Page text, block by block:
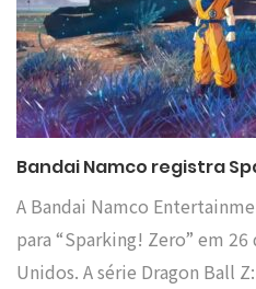
Bandai Namco registra
A Bandai Namco
para “Sparking! Zero” em
Unidos. A série Dragon Ball